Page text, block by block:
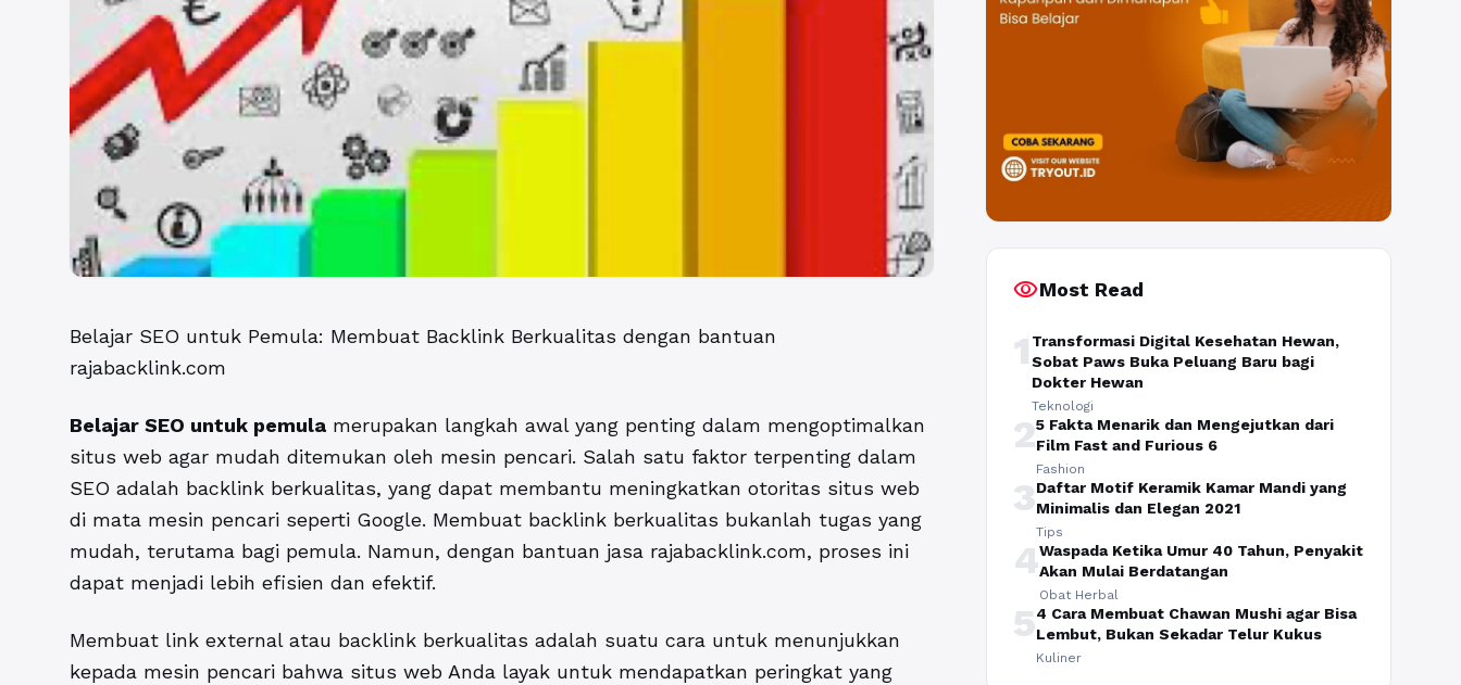
Belajar SEO untuk Pemula: Membuat Backlink Berkualitas dengan bantuan
rajabacklink.com
Belajar SEO untuk pemula merupakan langkah awal yang penting dalam mengoptimalkan
situs web agar mudah ditemukan oleh mesin pencari. Salah satu faktor terpenting dalam
SEO adalah backlink berkualitas, yang dapat membantu meningkatkan otoritas situs web
di mata mesin pencari seperti Google. Membuat backlink berkualitas bukanlah tugas yang
mudah, terutama bagi pemula. Namun, dengan bantuan jasa rajabacklink.com, proses ini
dapat menjadi lebih efisien dan efektif.
Membuat link external atau backlink berkualitas adalah suatu cara untuk menunjukkan
kepada mesin pencari bahwa situs web Anda layak untuk mendapatkan peringkat yang
visibilityMost Read
1 Transformasi Digital Kesehatan Hewan,
Sobat Paws Buka Peluang Baru bagi
Dokter Hewan
Teknologi
25 Fakta Menarik dan Mengejutkan dari
Film Fast and Furious 6
Fashion
3Daftar Motif Keramik Kamar Mandi yang
Minimalis dan Elegan 2021
Tips
4Waspada Ketika Umur 40 Tahun, Penyakit
Akan Mulai Berdatangan
Obat Herbal
54 Cara Membuat Chawan Mushi agar Bisa
Lembut, Bukan Sekadar Telur Kukus
Kuliner